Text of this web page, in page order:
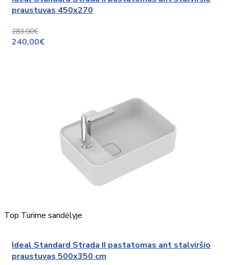
praustuvas 450x270
283,00€
240,00€
Top Turime sandėlyje
Ideal Standard Strada II pastatomas ant stalviršio
praustuvas 500x350 cm